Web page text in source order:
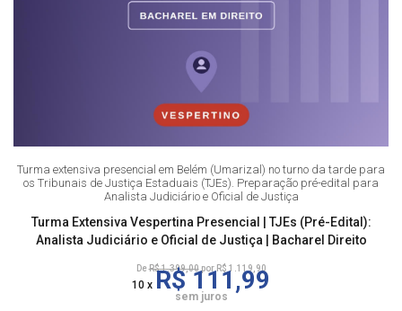
Turma extensiva presencial em Belém (Umarizal) no turno da tarde para
os Tribunais de Justiça Estaduais (TJEs). Preparação pré-edital para
Analista Judiciário e Oficial de Justiça
Turma Extensiva Vespertina Presencial | TJEs (Pré-Edital):
Analista Judiciário e Oficial de Justiça | Bacharel Direito
DeR$ 1.399,00por R$ 1.119,90
10 x R$ 111,99
sem juros